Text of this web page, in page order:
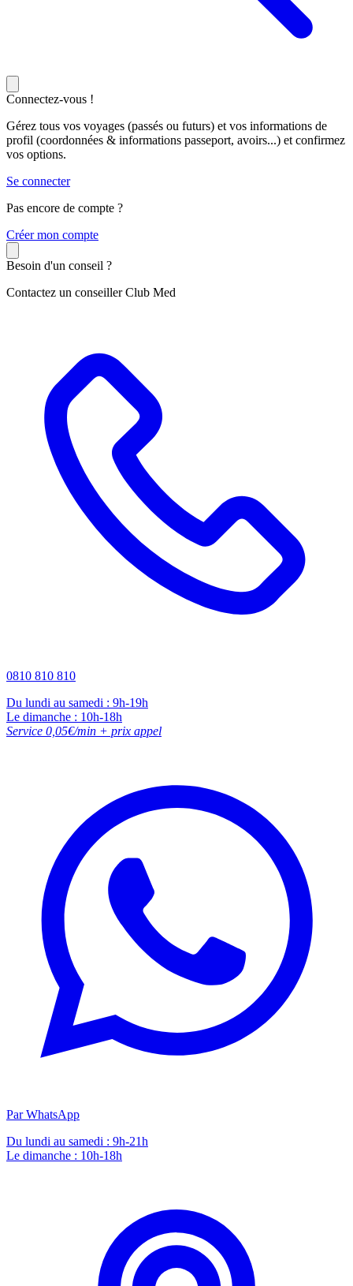
Connectez-vous !
Gérez tous vos voyages (passés ou futurs) et vos informations de
profil (coordonnées & informations passeport, avoirs...) et confirmez
vos options.
Se connecter
Pas encore de compte ?
Créer mon compte
Besoin d'un conseil ?
Contactez un conseiller Club Med
0810 810 810
Du lundi au samedi : 9h-19h
Le dimanche : 10h-18h
Service 0,05€/min + prix appel
Par WhatsApp
Du lundi au samedi : 9h-21h
Le dimanche : 10h-18h